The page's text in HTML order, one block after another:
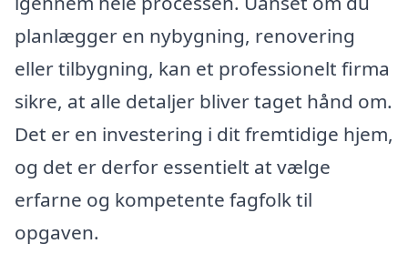
planlægger en nybygning, renovering
eller tilbygning, kan et professionelt firma
sikre, at alle detaljer bliver taget hånd om.
Det er en investering i dit fremtidige hjem,
og det er derfor essentielt at vælge
erfarne og kompetente fagfolk til
opgaven.